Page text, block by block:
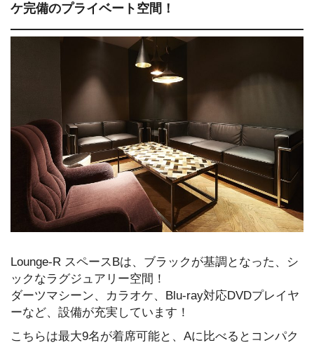
ケ完備のプライベート空間！
Lounge-R スペースBは、ブラックが基調となった、シ
ックなラグジュアリー空間！
ダーツマシーン、カラオケ、Blu-ray対応DVDプレイヤ
ーなど、設備が充実しています！
こちらは最大9名が着席可能と、Aに比べるとコンパク